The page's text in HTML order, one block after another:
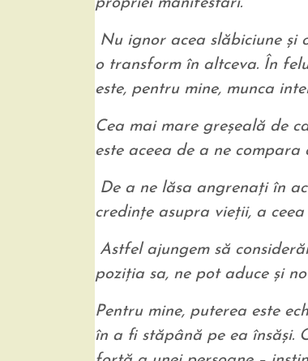
Nu ignor acea slăbiciune şi
o transform în altceva. În
este, pentru mine, munca
Cea mai mare greşeală de
este aceea de a ne compara
De a ne lăsa angrenaţi în
credinţe asupra vieţii, a
Astfel ajungem să
poziţia sa, ne pot aduce şi
Pentru mine, puterea este
în a fi stăpână pe ea însăşi.